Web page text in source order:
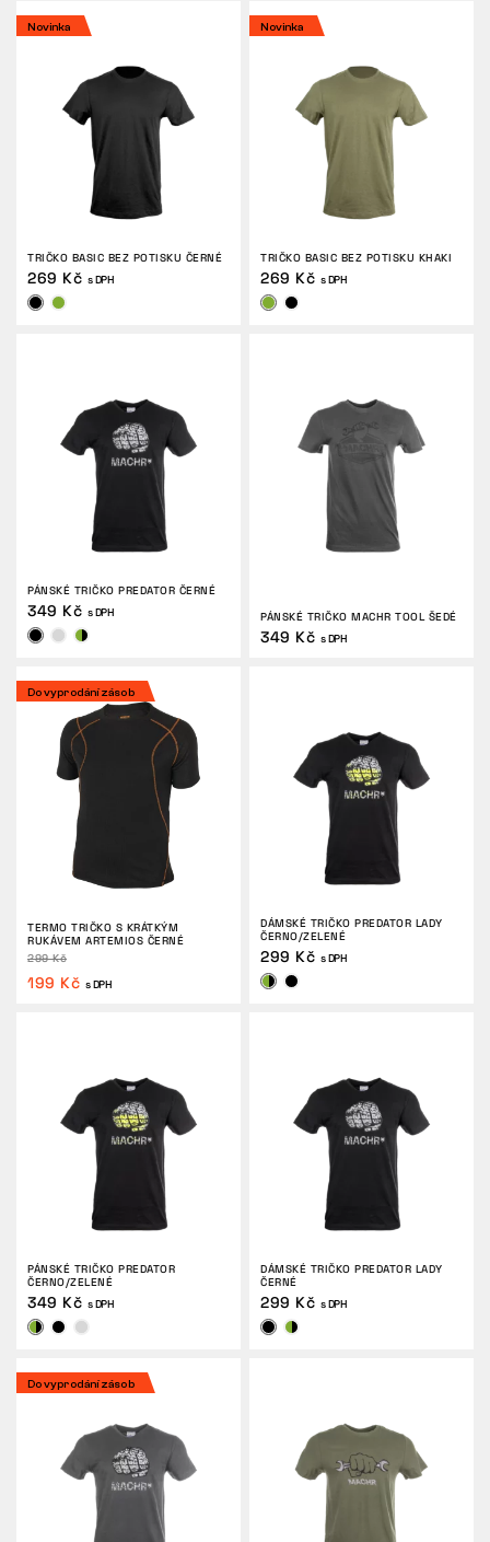
VRÁCENÍ/VÝMĚNA
Novinka
TRIČKO BASIC BEZ POTISKU ČERNÉ
269 Kč s DPH
Novinka
TRIČKO BASIC BEZ POTISKU KHAKI
269 Kč s DPH
PÁNSKÉ TRIČKO PREDATOR ČERNÉ
349 Kč s DPH PÁNSKÉ TRIČKO MACHR TOOL ŠEDÉ
349 Kč s DPH
Do vyprodání zásob
TERMO TRIČKO S KRÁTKÝM
RUKÁVEM ARTEMIOS ČERNÉ
299 Kč
199 Kč s DPH
DÁMSKÉ TRIČKO PREDATOR LADY
ČERNO/ZELENÉ
299 Kč s DPH
PÁNSKÉ TRIČKO PREDATOR
ČERNO/ZELENÉ
349 Kč s DPH
DÁMSKÉ TRIČKO PREDATOR LADY
ČERNÉ
299 Kč s DPH
Do vyprodání zásob